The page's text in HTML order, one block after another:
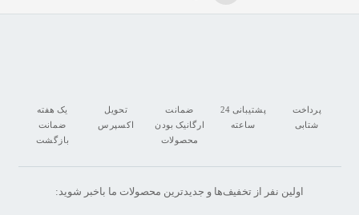
پرداخت
شتابی
پشتیبانی 24
ساعته
ضمانت
ارگانیک بودن
محصولات
تحویل
اکسپرس
یک هفته
ضمانت
بازگشت
اولین نفر از تخفیف‌ها و جدیدترین‌ محصولات ما‌ باخبر شوید: